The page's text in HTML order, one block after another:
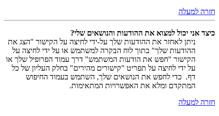
חזרה למעלה
כיצד אני יכול למצוא את ההודעות והנושאים שלי?
ניתן לאחזר את ההודעות שלך על-ידי לחיצה על הקישור "הצג את
ההודעות שלך" בתוך לוח הבקרה למשתמש או על ידי לחיצה על
הקישור "חפש את הודעות המשתמש" דרך עמוד הפרופיל שלך או
על ידי לחיצה על תפריט "קישורים מהירים" בחלק העליון של כל
דף. כדי לחפש את הנושאים שלך, השתמש בעמוד החיפוש
המתקדם ומלא את האפשרויות המתאימות.
חזרה למעלה